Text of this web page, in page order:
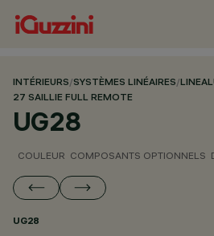
INTÉRIEURS/SYSTÈMES LINÉAIRES/
27 SAILLIE FULL REMOTE
UG28
COULEUR COMPOSANTS OPTIONNELS
UG28